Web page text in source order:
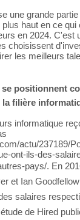
une grande
haut en ce qui
en 2024. C'est
choisissent
les meilleurs
positionnent
filière
informatique
actu/237189/
ont-ils-des-
pays/. En
et Ian Goodfellow
salaires
de Hired